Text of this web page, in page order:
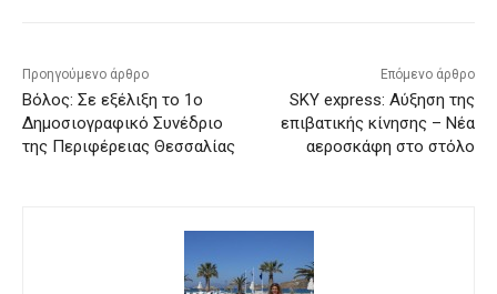
Προηγούμενο άρθρο
Βόλος: Σε εξέλιξη το 1ο
Δημοσιογραφικό Συνέδριο
της Περιφέρειας Θεσσαλίας
Επόμενο άρθρο
SKY express: Αύξηση της
επιβατικής κίνησης – Νέα
αεροσκάφη στο στόλο